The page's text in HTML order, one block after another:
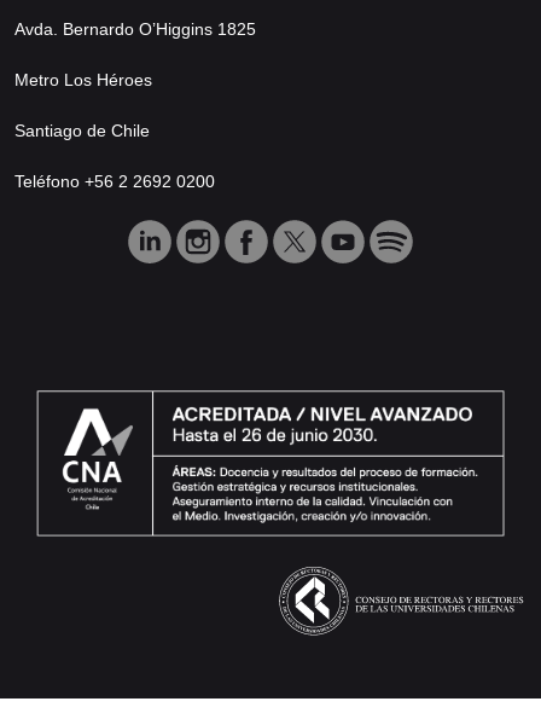
Avda. Bernardo O’Higgins 1825
Metro Los Héroes
Santiago de Chile
Teléfono +56 2 2692 0200